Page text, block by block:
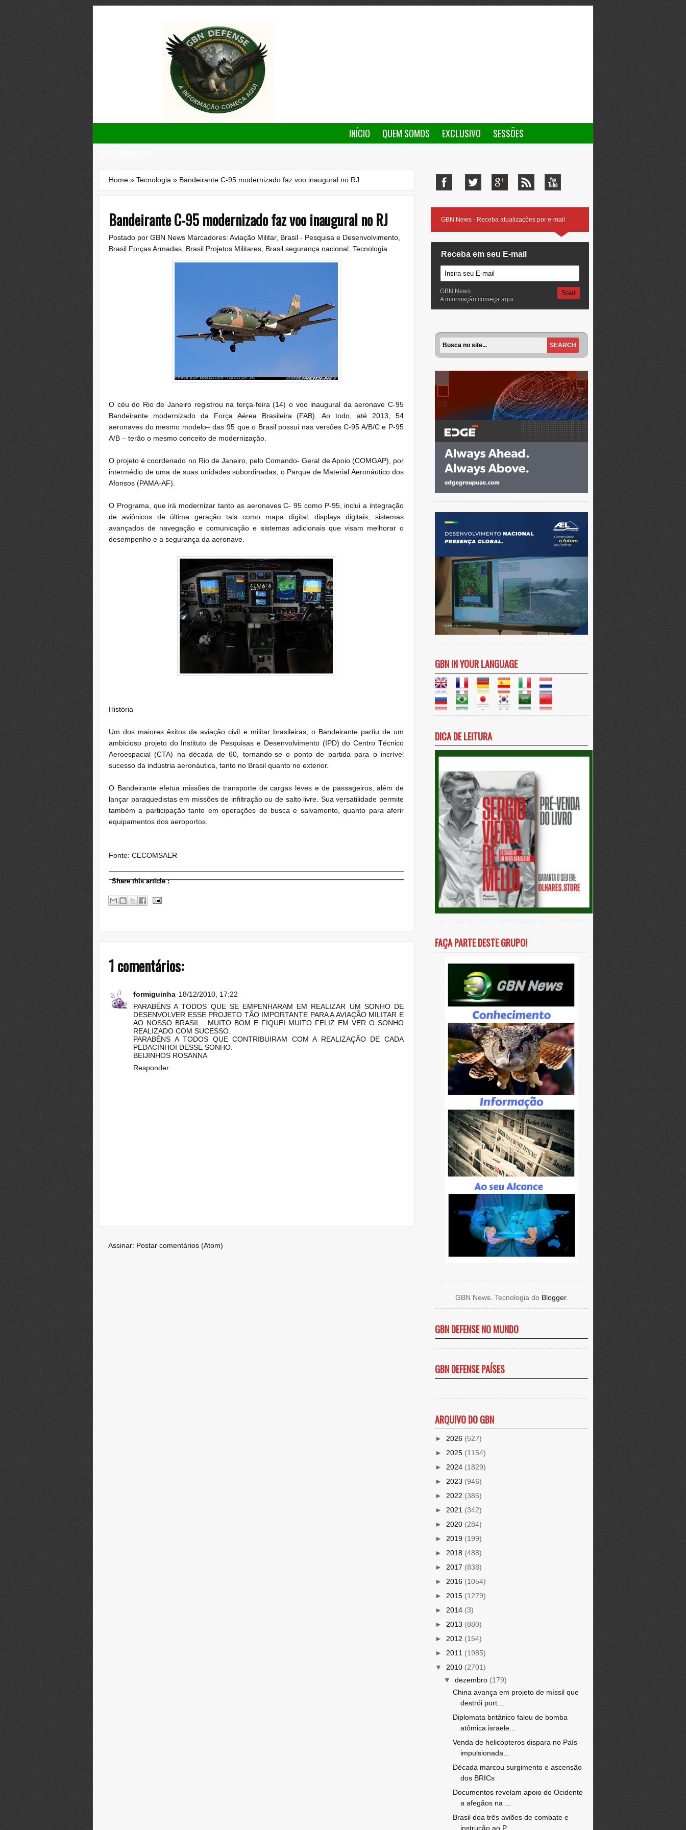
INÍCIO QUEM SOMOS EXCLUSIVO
SESSÕES
Home » Tecnologia » Bandeirante C-95 modernizado faz voo inaugural no RJ
Bandeirante C-95 modernizado faz voo inaugural no RJ
Postado por GBN News Marcadores: Aviação Militar, Brasil - Pesquisa e Desenvolvimento
Brasil Forças Armadas Brasil Projetos Militares Brasil segurança nacional Tecnologia
O céu do Rio de Janeiro registrou na terça-feira (14) o voo inaugural da aeronave C-95
Bandeirante modernizado da Força Aérea Brasileira (FAB). Ao todo, até 2013, 54
aeronaves do mesmo modelo– das 95 que o Brasil possui nas versões C-95 A/B/C e P-95
A/B – terão o mesmo conceito de modernização.
O projeto é coordenado no Rio de Janeiro, pelo Comando- Geral de Apoio (COMGAP), por
intermédio de uma de suas unidades subordinadas, o Parque de Material Aeronáutico dos
Afonsos (PAMA-AF).
O Programa, que irá modernizar tanto as aeronaves C- 95 como P-95, inclui a integração
de aviônicos de última geração tais como mapa digital, displays digitais, sistemas
avançados de navegação e comunicação e sistemas adicionais que visam melhorar o
desempenho e a segurança da aeronave.
História
Um dos maiores êxitos da aviação civil e militar brasileiras, o Bandeirante partiu de um
ambicioso projeto do Instituto de Pesquisas e Desenvolvimento (IPD) do Centro Técnico
Aeroespacial (CTA) na década de 60, tornando-se o ponto de partida para o incrível
sucesso da indústria aeronáutica, tanto no Brasil quanto no exterior.
O Bandeirante efetua missões de transporte de cargas leves e de passageiros, além de
lançar paraquedistas em missões de infiltração ou de salto livre. Sua versatilidade permite
também a participação tanto em operações de busca e salvamento, quanto para aferir
equipamentos dos aeroportos.
Fonte: CECOMSAER
Share this article:
1 comentários:
formiguinha 18/12/2010, 17:22
PARABÉNS A TODOS QUE SE EMPENHARAM EM REALIZAR UM SONHO DE
DESENVOLVER ESSE PROJETO TÃO IMPORTANTE PARA A AVIAÇÃO MILITAR E
AO NOSSO BRASIL . MUITO BOM E FIQUEI MUITO FELIZ EM VER O SONHO
REALIZADO COM SUCESSO.
PARABÉNS A TODOS QUE CONTRIBUIRAM COM A REALIZAÇÃO DE CADA
PEDACINHOI DESSE SONHO.
BEIJINHOS ROSANNA
Responder
Assinar: Postar comentários (Atom)
GBN News - Receba atualizações por e-mail
Receba em seu E-mail
GBN News
A informação começa aqui
GBN IN YOUR LANGUAGE
DICA DE LEITURA
FAÇA PARTE DESTE GRUPO!
GBN News. Tecnologia do Blogger.
GBN DEFENSE NO MUNDO
GBN DEFENSE PAÍSES
ARQUIVO DO GBN
► 2026 (527)
► 2025 (1154)
► 2024 (1829)
► 2023 (946)
► 2022 (385)
► 2021 (342)
► 2020 (284)
► 2019 (199)
► 2018 (488)
► 2017 (838)
► 2016 (1054)
► 2015 (1279)
► 2014 (3)
► 2013 (880)
► 2012 (154)
► 2011 (1985)
▼ 2010 (2701)
▼ dezembro (179)
China avança em projeto de míssil que
destrói port...
Diplomata britânico falou de bomba
atômica israele...
Venda de helicópteros dispara no País
impulsionada...
Década marcou surgimento e ascensão
dos BRICs
Documentos revelam apoio do Ocidente
a afegãos na ...
Brasil doa três aviões de combate e
instrução ao P...